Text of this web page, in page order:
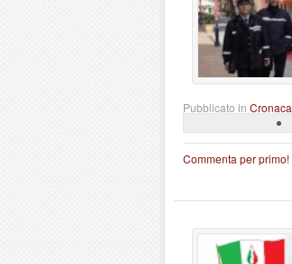
Pubblicato in Cronaca
Commenta per primo!